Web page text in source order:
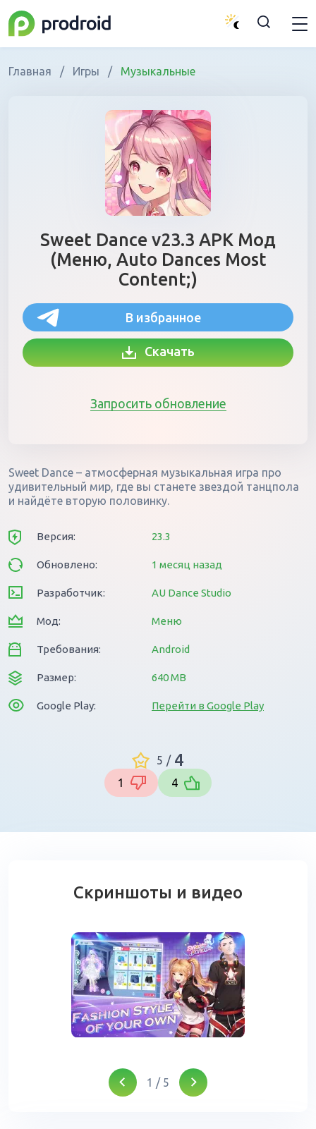
Главная / Игры / Музыкальные
Sweet Dance v23.3 APK Мод
(Меню, Auto Dances Most
Content;)
В избранное
Скачать
Запросить обновление
Sweet Dance – атмосферная музыкальная игра про
удивительный мир, где вы станете звездой танцпола
и найдёте вторую половинку.
Версия: 23.3
Обновлено: 1 месяц назад
Разработчик: AU Dance Studio
Мод: Меню
Требования: Android
Размер: 640 MB
Google Play: Перейти в Google Play
5 / 4
1 4
Скриншоты и видео
1 / 5